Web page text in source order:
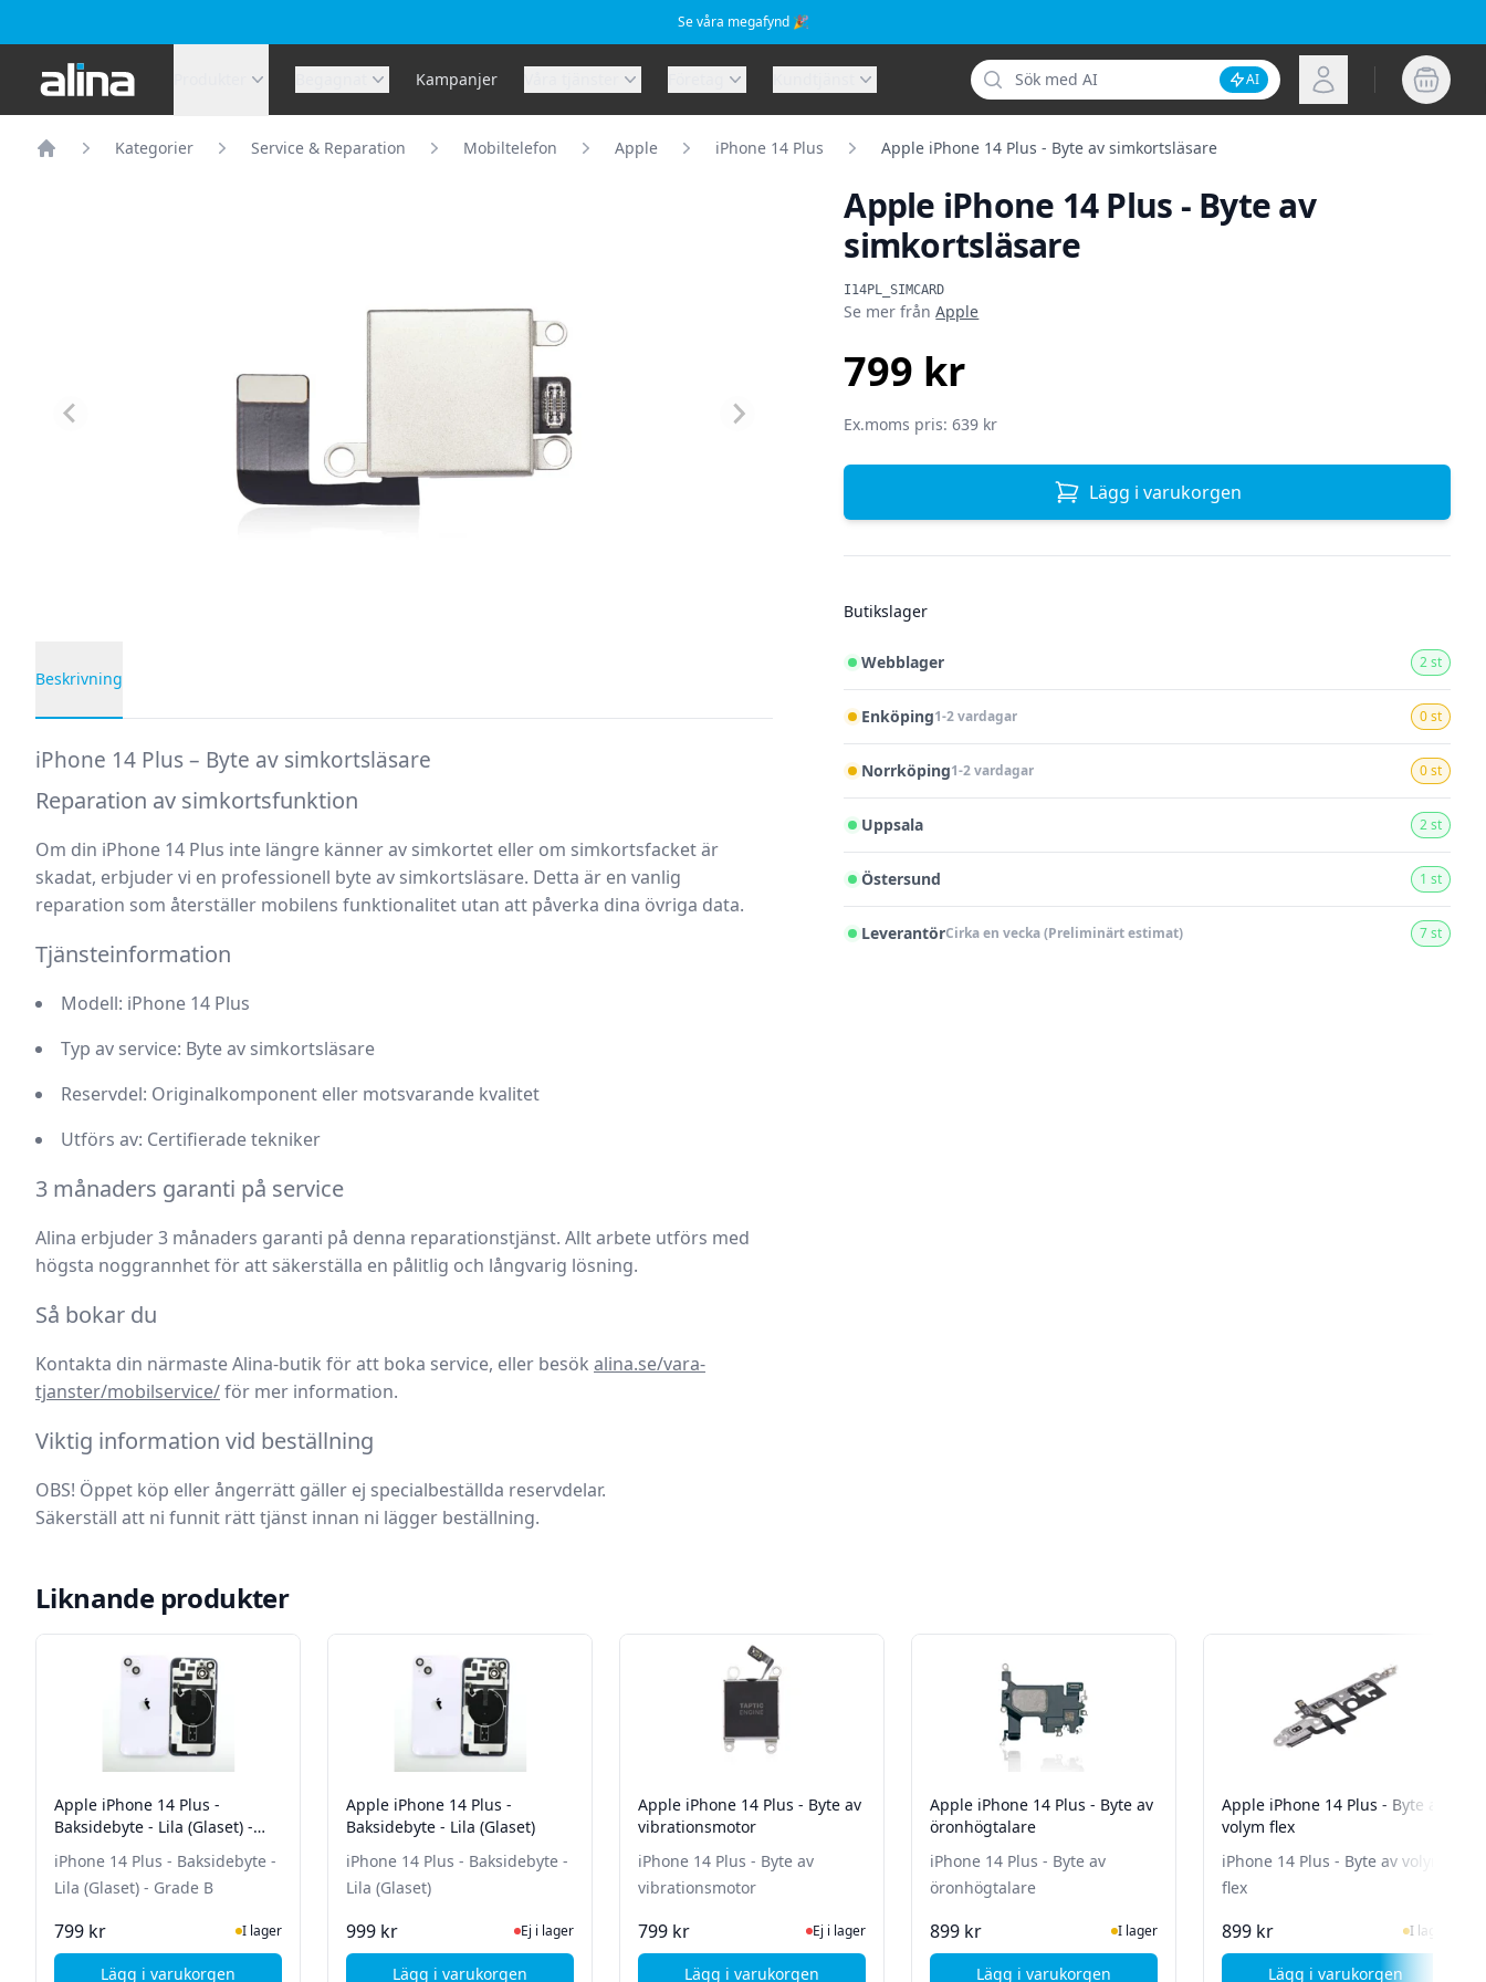
Se våra megafynd 🎉
Alina.se Kampanjer
Sök
Inaktivera AI-sökning
AI Logga in
Kategorier Service & Reparation Mobiltelefon Apple iPhone 14 Plus Apple iPhone 14 Plus - Byte av simkortsläsare
Apple iPhone 14 Plus - Byte av
simkortsläsare
I14PL_SIMCARD
Produktinformation
Se mer frånApple
799 kr
Ex.moms pris: 639 kr
Lägg i varukorgen
Butikslager
Webblager 2 st
Enköping1-2 vardagar 0 st
Norrköping1-2 vardagar 0 st
Uppsala 2 st
Östersund 1 st
LeverantörCirka en vecka (Preliminärt estimat) 7 st
Beskrivning
iPhone 14 Plus – Byte av simkortsläsare
Reparation av simkortsfunktion
Om din iPhone 14 Plus inte längre känner av simkortet eller om simkortsfacket är
skadat, erbjuder vi en professionell byte av simkortsläsare. Detta är en vanlig
reparation som återställer mobilens funktionalitet utan att påverka dina övriga data.
Tjänsteinformation
Modell: iPhone 14 Plus
Typ av service: Byte av simkortsläsare
Reservdel: Originalkomponent eller motsvarande kvalitet
Utförs av: Certifierade tekniker
3 månaders garanti på service
Alina erbjuder 3 månaders garanti på denna reparationstjänst. Allt arbete utförs med
högsta noggrannhet för att säkerställa en pålitlig och långvarig lösning.
Så bokar du
Kontakta din närmaste Alina-butik för att boka service, eller besök alina.se/vara-
tjanster/mobilservice/för mer information.
Viktig information vid beställning
OBS! Öppet köp eller ångerrätt gäller ej specialbeställda reservdelar.
Säkerställ att ni funnit rätt tjänst innan ni lägger beställning.
Liknande produkter
Apple iPhone 14 Plus -
Baksidebyte - Lila (Glaset) -
iPhone 14 Plus - Baksidebyte -
Lila (Glaset) - Grade B
799 kr I lager
Lägg i varukorgen
Apple iPhone 14 Plus -
Baksidebyte - Lila (Glaset)
iPhone 14 Plus - Baksidebyte -
Lila (Glaset)
999 kr Ej i lager, besök produktsidan för senaste status
Ej i lager
Lägg i varukorgen
Apple iPhone 14 Plus - Byte av
vibrationsmotor
iPhone 14 Plus - Byte av
vibrationsmotor
799 kr Ej i lager, besök produktsidan för senaste status
Ej i lager
Lägg i varukorgen
Apple iPhone 14 Plus - Byte av
öronhögtalare
iPhone 14 Plus - Byte av
öronhögtalare
899 kr I lager
Lägg i varukorgen
Apple iPhone 14 Plus - Byte av
volym flex
iPhone 14 Plus - Byte av volym
flex
899 kr I lager
Lägg i varukorgen